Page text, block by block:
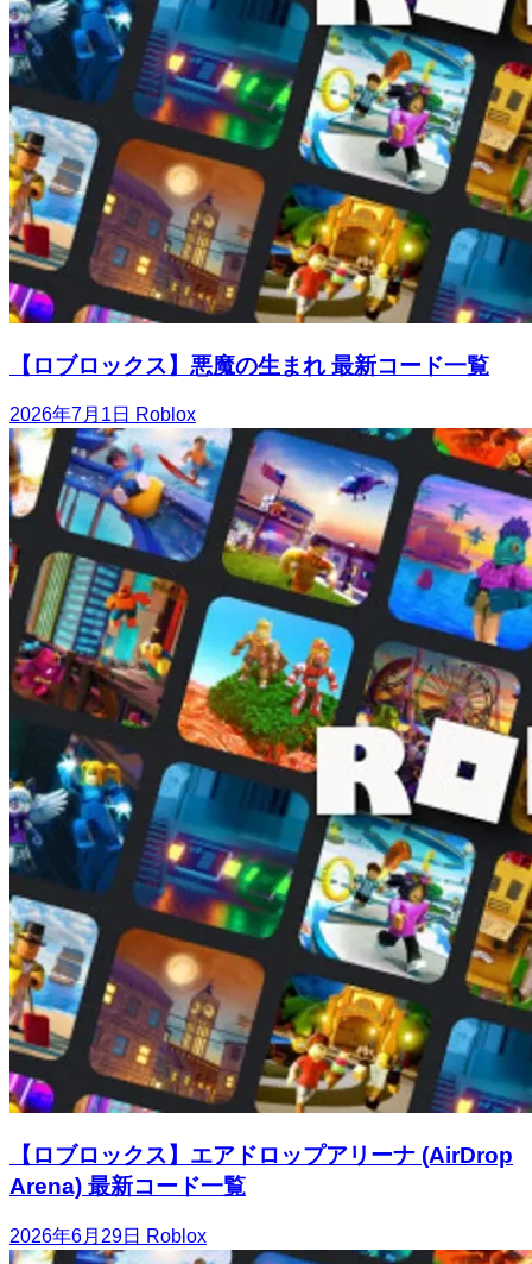
【ロブロックス】悪魔の生まれ 最新コード一覧
2026年7月1日 Roblox
【ロブロックス】エアドロップアリーナ (AirDrop
Arena) 最新コード一覧
2026年6月29日 Roblox